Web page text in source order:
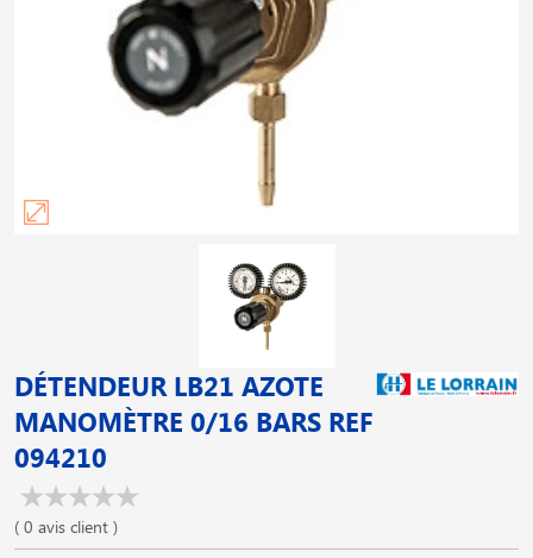
DÉTENDEUR LB21 AZOTE
MANOMÈTRE 0/16 BARS REF
094210
( 0 avis client )